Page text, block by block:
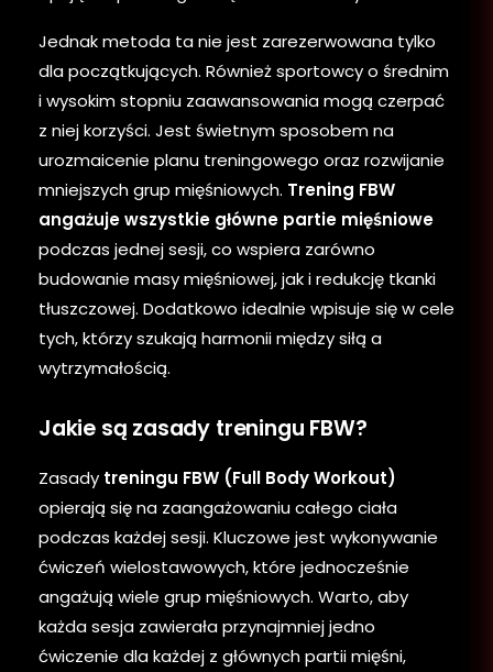
Jednak metoda ta nie jest zarezerwowana tylko
dla początkujących. Również sportowcy o średnim
i wysokim stopniu zaawansowania mogą czerpać
z niej korzyści. Jest świetnym sposobem na
urozmaicenie planu treningowego oraz rozwijanie
mniejszych grup mięśniowych. Trening FBW
angażuje wszystkie główne partie mięśniowe
podczas jednej sesji, co wspiera zarówno
budowanie masy mięśniowej, jak i redukcję tkanki
tłuszczowej. Dodatkowo idealnie wpisuje się w cele
tych, którzy szukają harmonii między siłą a
wytrzymałością.
Jakie są zasady treningu FBW?
Zasady treningu FBW (Full Body Workout)
opierają się na zaangażowaniu całego ciała
podczas każdej sesji. Kluczowe jest wykonywanie
ćwiczeń wielostawowych, które jednocześnie
angażują wiele grup mięśniowych. Warto, aby
każda sesja zawierała przynajmniej jedno
ćwiczenie dla każdej z głównych partii mięśni,